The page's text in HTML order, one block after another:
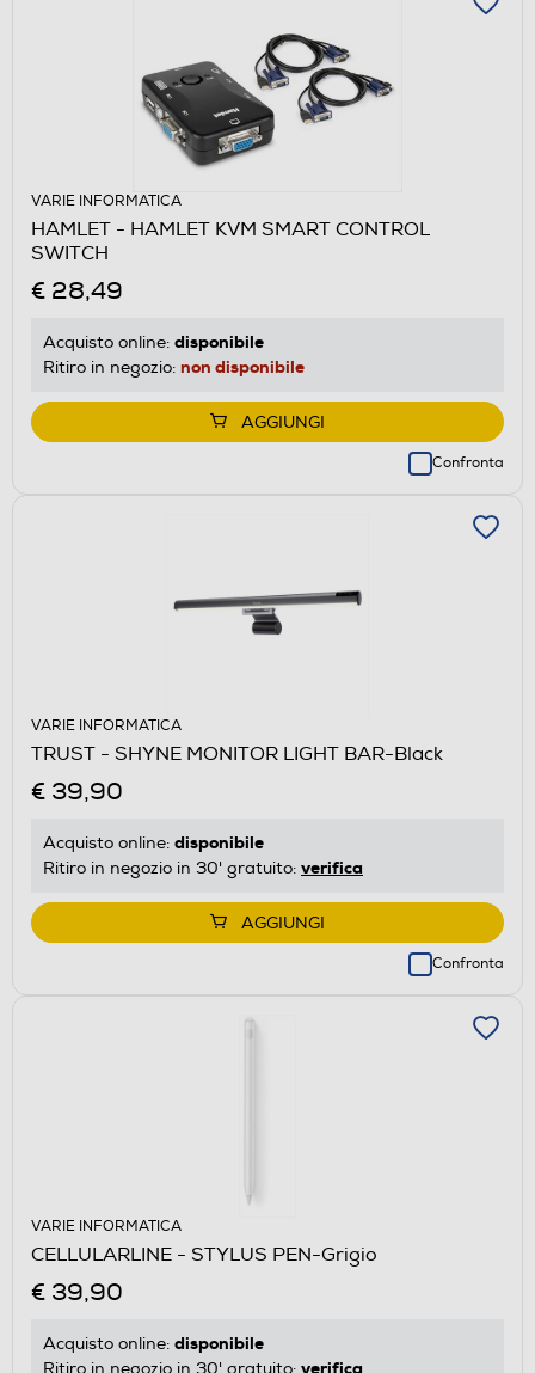
VARIE INFORMATICA
HAMLET - HAMLET KVM SMART CONTROL
SWITCH
€ 28,49
Acquisto online: disponibile
Ritiro in negozio: non disponibile
AGGIUNGI
Confronta
VARIE INFORMATICA
TRUST - SHYNE MONITOR LIGHT BAR-Black
€ 39,90
Acquisto online: disponibile
Ritiro in negozio in 30' gratuito: verifica
AGGIUNGI
Confronta
VARIE INFORMATICA
CELLULARLINE - STYLUS PEN-Grigio
€ 39,90
Acquisto online: disponibile
Ritiro in negozio in 30' gratuito: verifica